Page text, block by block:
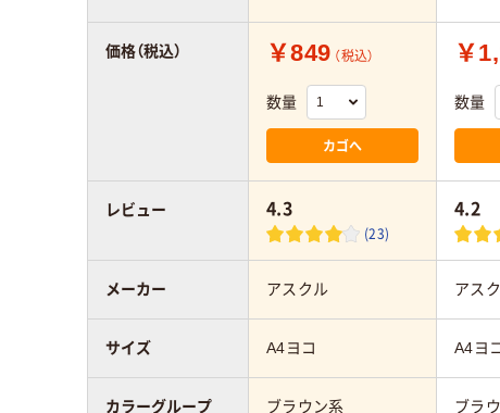
￥849 （税込）
数量
カゴへ
￥
数量
4.3
(23)
4.2
アスクル アス
A4ヨコ A4ヨ
ブラウン系 ブラ
価格（税込）
レビュー
メーカー
サイズ
カラーグループ